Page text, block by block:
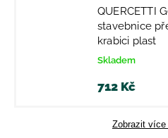
QUERCETTI
stavebnice
krabici plast
Skladem
712 Kč
Zobrazit více